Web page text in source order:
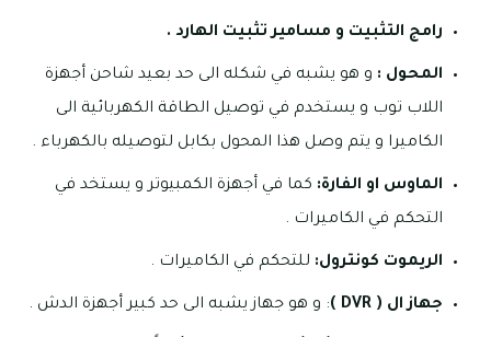
رامج التثبيت و مسامير تثبيت الهارد .
المحول : و هو يشبه في شكله الى حد بعيد شاحن أجهزة
اللاب توب و يستخدم في توصيل الطاقة الكهربائية الى
الكاميرا و يتم وصل هذا المحول بكابل لتوصيله بالكهرباء .
الماوس او الفارة: كما في أجهزة الكمبيوتر و يستخد في
التحكم في الكاميرات .
الريموت كونترول: للتحكم في الكاميرات .
جهاز ال ( DVR ) : و هو جهاز يشبه الى حد كبير أجهزة الدش .